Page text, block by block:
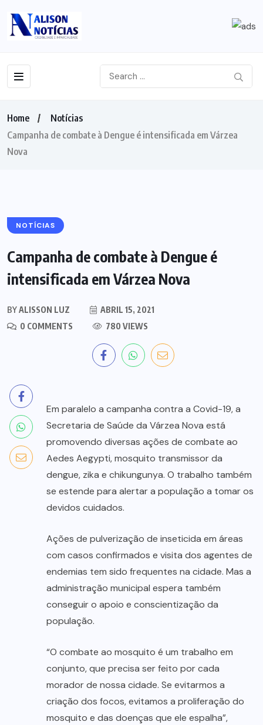
Home
Notícias
Campanha de combate à Dengue é intensificada em Várzea
Nova
NOTÍCIAS
Campanha de combate à Dengue é
intensificada em Várzea Nova
BYALISSON LUZ
ABRIL 15, 2021
0 COMMENTS
780 VIEWS
Em paralelo a campanha contra a Covid-19, a
Secretaria de Saúde da Várzea Nova está
promovendo diversas ações de combate ao
Aedes Aegypti, mosquito transmissor da
dengue, zika e chikungunya. O trabalho também
se estende para alertar a população a tomar os
devidos cuidados.
Ações de pulverização de inseticida em áreas
com casos confirmados e visita dos agentes de
endemias tem sido frequentes na cidade. Mas a
administração municipal espera também
conseguir o apoio e conscientização da
população.
“O combate ao mosquito é um trabalho em
conjunto, que precisa ser feito por cada
morador de nossa cidade. Se evitarmos a
criação dos focos, evitamos a proliferação do
mosquito e das doenças que ele espalha”,